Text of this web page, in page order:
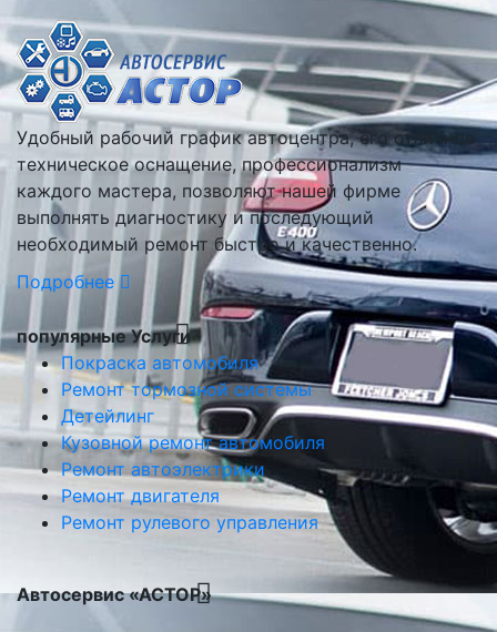
Удобный рабочий график автоцентра, его отличное
техническое оснащение, профессионализм
каждого мастера, позволяют нашей фирме
выполнять диагностику и последующий
необходимый ремонт быстро и качественно.
Подробнее
популярные Услуги
Покраска автомобиля
Ремонт тормозной системы
Детейлинг
Кузовной ремонт автомобиля
Ремонт автоэлектрики
Ремонт двигателя
Ремонт рулевого управления
Автосервис «АСТОР»